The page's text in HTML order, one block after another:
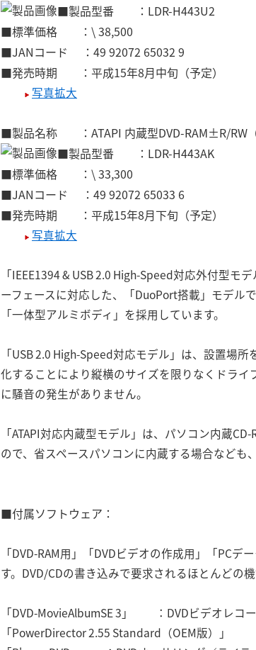
■製品型番 ：LDR-H443U2
■標準価格 ：\ 38,500
■JANコード ：49 92072 65032 9
■発売時期 ：平成15年8月中旬（予定）
写真拡大
■製品名称 ：ATAPI 内蔵型DVD-RAM±R/RW（
■製品型番 ：LDR-H443AK
■標準価格 ：\ 33,300
■JANコード ：49 92072 65033 6
■発売時期 ：平成15年8月下旬（予定）
写真拡大
「IEEE1394 & USB 2.0 High-Speed対応外付型
ーフェースに対応した、「DuoPort搭載」モデル
「一体型アルミボディ」を採用しています。
「USB 2.0 High-Speed対応モデル」は、設置場
化することにより縦横のサイズを限りなくドラ
に騒音の発生がありません。
「ATAPI対応内蔵型モデル」は、パソコン内蔵
ので、省スペースパソコンに内蔵する場合なども
■付属ソフトウェア：
「DVD-RAM用」「DVDビデオの作成用」「PC
す。DVD/CDの書き込みで要求されるほとんどの
「DVD-MovieAlbumSE 3」 ：DVDビデオレコー
「PowerDirector 2.55 Standard（OEM版）」